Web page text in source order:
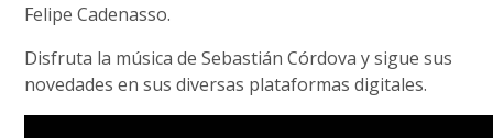
Felipe Cadenasso.
Disfruta la música de Sebastián Córdova y sigue sus
novedades en sus diversas plataformas digitales.